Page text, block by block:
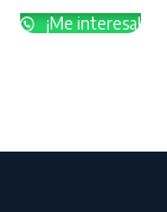
¡Me interesa!